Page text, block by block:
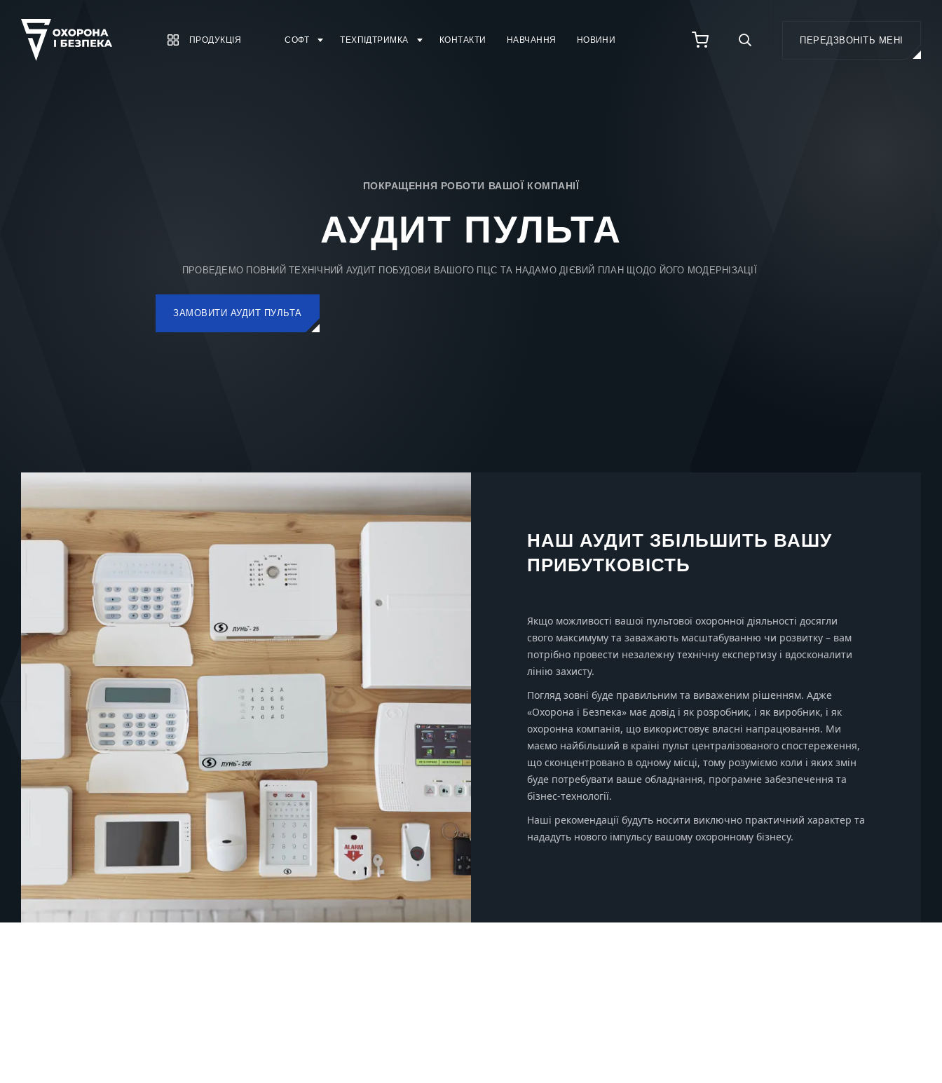
ПРОДУКЦІЯ СОФТ ТЕХПІДТРИМКА КОНТАКТИ НАВЧАННЯ НОВИНИ ПЕРЕДЗВОНІТЬ МЕНІ
ПОКРАЩЕННЯ РОБОТИ ВАШОЇ КОМПАНІЇ
АУДИТ ПУЛЬТА
ПРОВЕДЕМО ПОВНИЙ ТЕХНІЧНИЙ АУДИТ ПОБУДОВИ ВАШОГО ПЦС ТА НАДАМО ДІЄВИЙ ПЛАН ЩОДО ЙОГО МОДЕРНІЗАЦІЇ
ЗАМОВИТИ АУДИТ ПУЛЬТА
НАШ АУДИТ ЗБІЛЬШИТЬ ВАШУ
ПРИБУТКОВІСТЬ
Якщо можливості вашої пультової охоронної діяльності досягли
свого максимуму та заважають масштабуванню чи розвитку – вам
потрібно провести незалежну технічну експертизу і вдосконалити
лінію захисту.
Погляд зовні буде правильним та виваженим рішенням. Адже
«Охорона і Безпека» має довід і як розробник, і як виробник, і як
охоронна компанія, що використовує власні напрацювання. Ми
маємо найбільший в країні пульт централізованого спостереження,
що сконцентровано в одному місці, тому розуміємо коли і яких змін
буде потребувати ваше обладнання, програмне забезпечення та
бізнес-технології.
Наші рекомендації будуть носити виключно практичний характер та
нададуть нового імпульсу вашому охоронному бізнесу.